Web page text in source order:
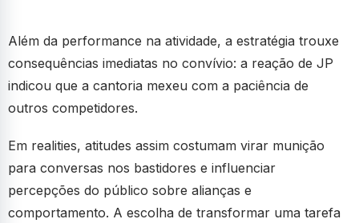
Além da performance na atividade, a estratégia trouxe
consequências imediatas no convívio: a reação de JP
indicou que a cantoria mexeu com a paciência de
outros competidores.
Em realities, atitudes assim costumam virar munição
para conversas nos bastidores e influenciar
percepções do público sobre alianças e
comportamento. A escolha de transformar uma tarefa